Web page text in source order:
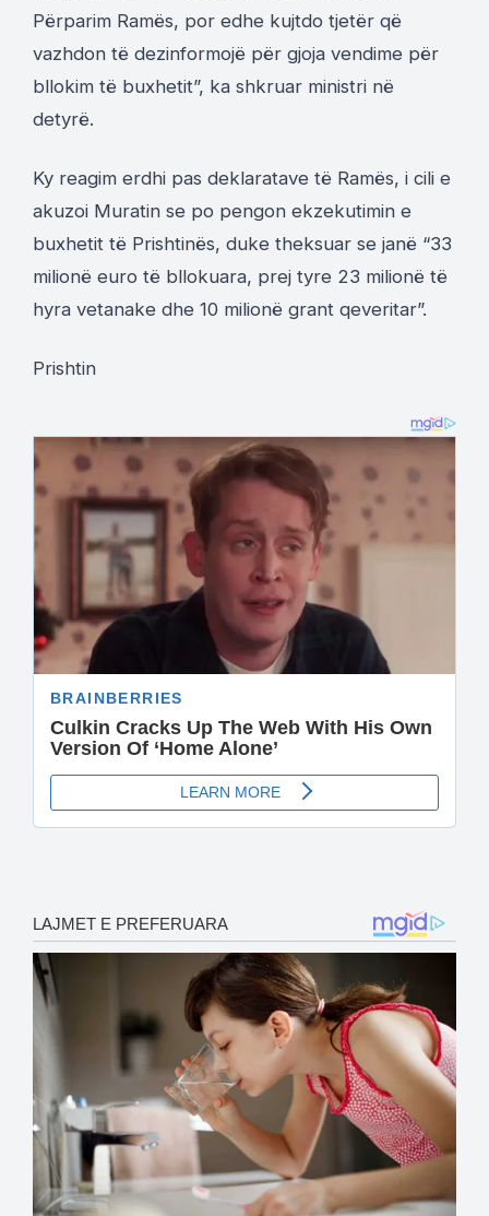
Përparim Ramës, por edhe kujtdo tjetër që
vazhdon të dezinformojë për gjoja vendime për
bllokim të buxhetit”, ka shkruar ministri në
detyrë.
Ky reagim erdhi pas deklaratave të Ramës, i cili e
akuzoi Muratin se po pengon ekzekutimin e
buxhetit të Prishtinës, duke theksuar se janë “33
milionë euro të bllokuara, prej tyre 23 milionë të
hyra vetanake dhe 10 milionë grant qeveritar”.
Prishtin